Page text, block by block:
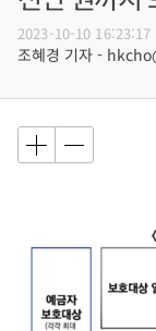
2023-10-10 16:23:17
조혜경 기자 -